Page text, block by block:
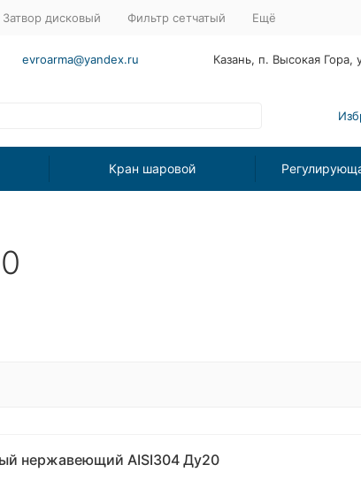
Затвор дисковый Фильтр сетчатый Ещё
evroarma@yandex.ru Казань, п. Высокая Гора,
Кран шаровой
нержавеющий AISI304 Ду20